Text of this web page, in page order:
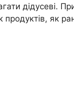
дідусеві.
як